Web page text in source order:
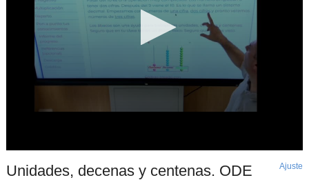
Unidades, decenas y centenas. ODE
Ajuste